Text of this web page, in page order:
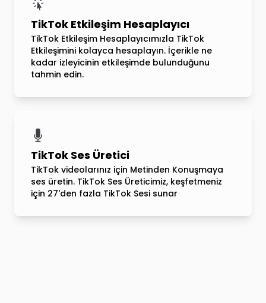
TikTok Etkileşim Hesaplayıcı
TikTok Etkileşim Hesaplayıcımızla TikTok
Etkileşimini kolayca hesaplayın. İçerikle ne
kadar izleyicinin etkileşimde bulunduğunu
tahmin edin.
TikTok Ses Üretici
TikTok videolarınız için Metinden Konuşmaya
ses üretin. TikTok Ses Üreticimiz, keşfetmeniz
için 27'den fazla TikTok Sesi sunar